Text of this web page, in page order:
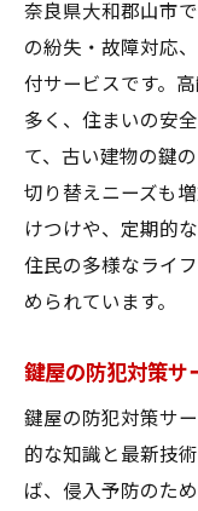
奈良県大和郡山市
の紛失・故障対応
付サービスです。
多く、住まいの安
て、古い建物の鍵
切り替えニーズも
けつけや、定期的
住民の多様なライ
められています。
鍵屋の防犯対策サ
鍵屋の防犯対策サ
的な知識と最新技
ば、侵入予防のた